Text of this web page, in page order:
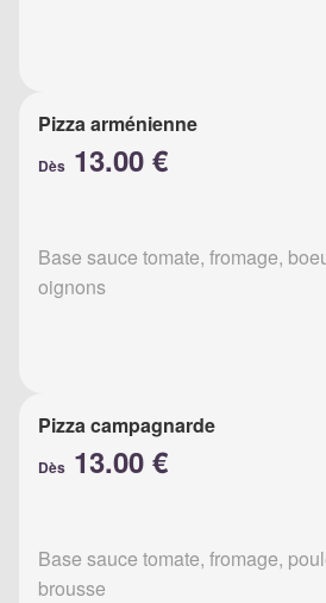
Pizza arménienne
Dès 13.00 €
Base sauce tomate, fromage,
oignons
Pizza campagnarde
Dès 13.00 €
Base sauce tomate, fromage,
brousse